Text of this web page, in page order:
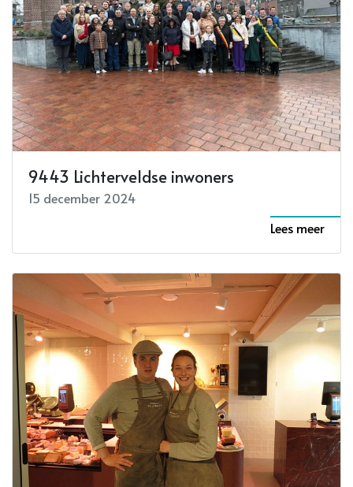
9443 Lichterveldse inwoners
15 december 2024
Lees meer